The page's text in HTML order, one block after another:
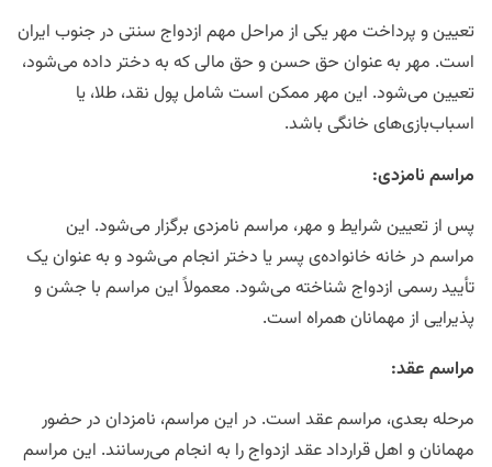
تعیین و پرداخت مهر یکی از مراحل مهم ازدواج سنتی در جنوب ایران
است. مهر به عنوان حق حسن و حق مالی که به دختر داده می‌شود،
تعیین می‌شود. این مهر ممکن است شامل پول نقد، طلا، یا
اسباب‌بازی‌های خانگی باشد.
مراسم نامزدی:
پس از تعیین شرایط و مهر، مراسم نامزدی برگزار می‌شود. این
مراسم در خانه خانواده‌ی پسر یا دختر انجام می‌شود و به عنوان یک
تأیید رسمی ازدواج شناخته می‌شود. معمولاً این مراسم با جشن و
پذیرایی از مهمانان همراه است.
مراسم عقد:
مرحله بعدی، مراسم عقد است. در این مراسم، نامزدان در حضور
مهمانان و اهل قرارداد عقد ازدواج را به انجام می‌رسانند. این مراسم